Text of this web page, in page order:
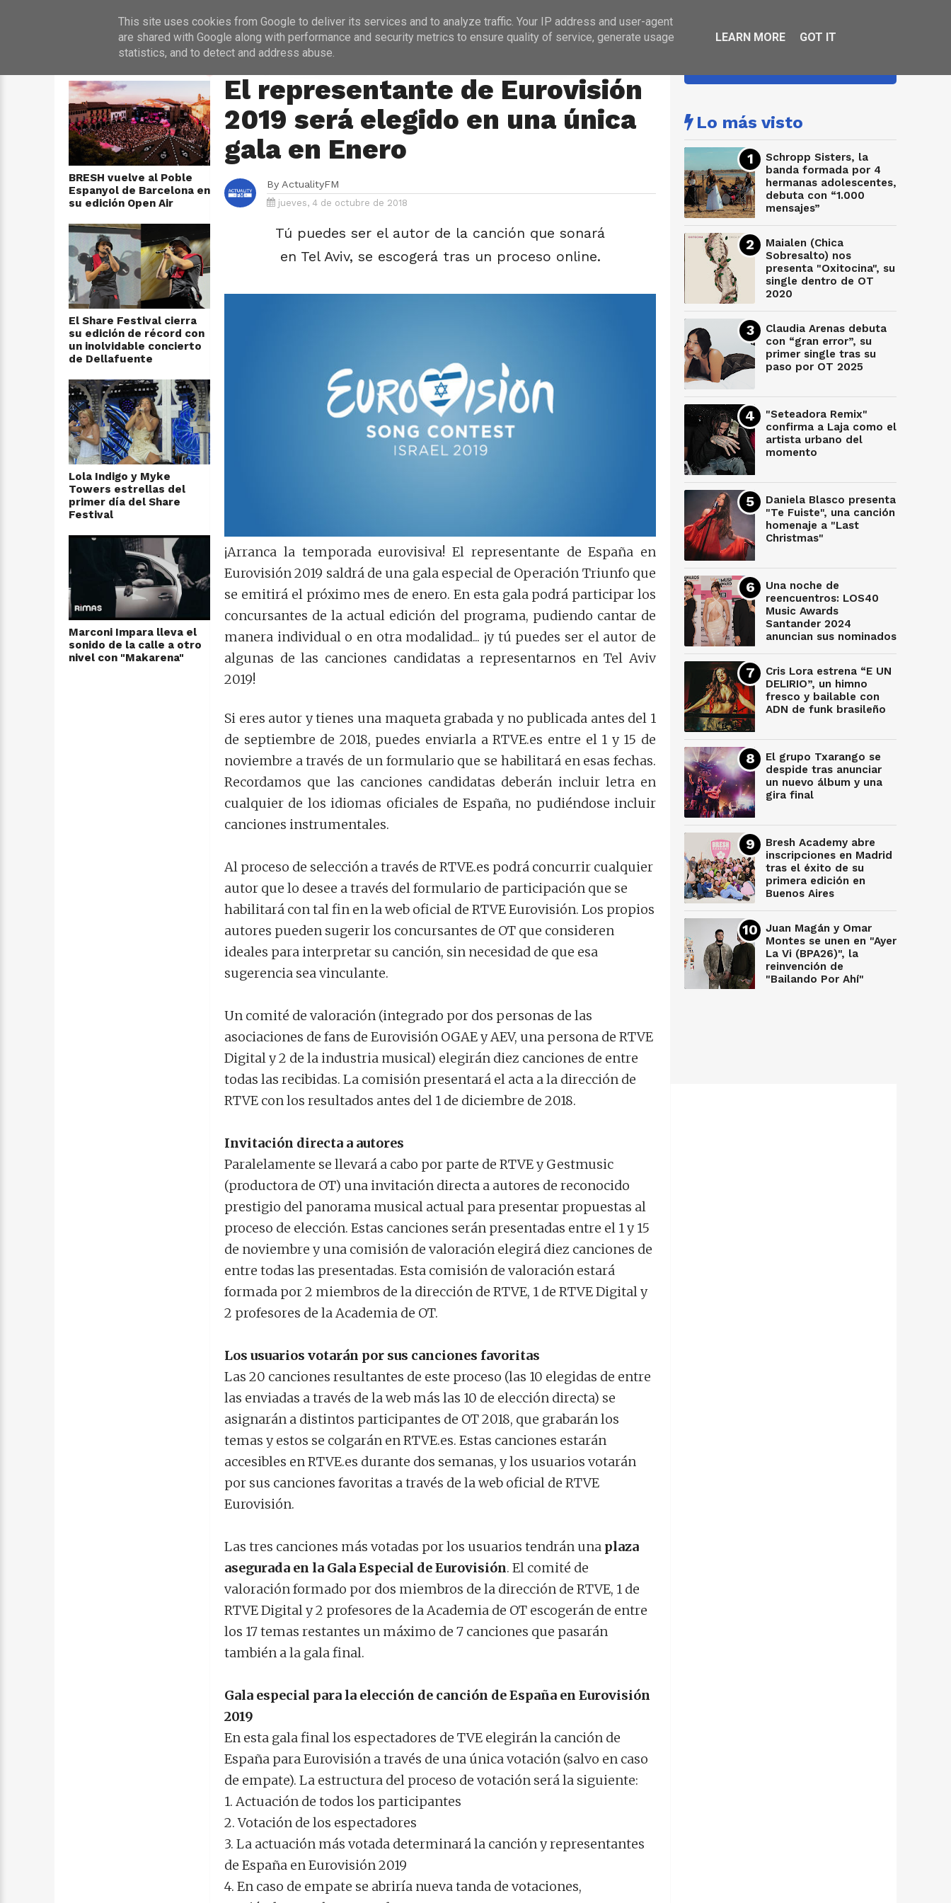
INICIO NOTICIAS PROGRAMACIÓN ENTREVISTAS
BRESH vuelve al Poble
Espanyol de Barcelona en
su edición Open Air
El Share Festival cierra
su edición de récord con
un inolvidable concierto
de Dellafuente
Lola Indigo y Myke
Towers estrellas del
primer día del Share
Festival
Marconi Impara lleva el
sonido de la calle a otro
nivel con "Makarena"
El representante de Eurovisión
2019 será elegido en una única
gala en Enero
By ActualityFM
jueves, 4 de octubre de 2018
Tú puedes ser el autor de la canción que sonará
en Tel Aviv, se escogerá tras un proceso online.
¡Arranca la temporada eurovisiva! El representante de España en
Eurovisión 2019 saldrá de una gala especial de Operación Triunfo que
se emitirá el próximo mes de enero. En esta gala podrá participar los
concursantes de la actual edición del programa, pudiendo cantar de
manera individual o en otra modalidad... ¡y tú puedes ser el autor de
algunas de las canciones candidatas a representarnos en Tel Aviv
2019!
Si eres autor y tienes una maqueta grabada y no publicada antes del 1
de septiembre de 2018, puedes enviarla a RTVE.es entre el 1 y 15 de
noviembre a través de un formulario que se habilitará en esas fechas.
Recordamos que las canciones candidatas deberán incluir letra en
cualquier de los idiomas oficiales de España, no pudiéndose incluir
canciones instrumentales.
Al proceso de selección a través de RTVE.es podrá concurrir cualquier
autor que lo desee a través del formulario de participación que se
habilitará con tal fin en la web oficial de RTVE Eurovisión. Los propios
autores pueden sugerir los concursantes de OT que consideren
ideales para interpretar su canción, sin necesidad de que esa
sugerencia sea vinculante.
Un comité de valoración (integrado por dos personas de las
asociaciones de fans de Eurovisión OGAE y AEV, una persona de RTVE
Digital y 2 de la industria musical) elegirán diez canciones de entre
todas las recibidas. La comisión presentará el acta a la dirección de
RTVE con los resultados antes del 1 de diciembre de 2018.
Invitación directa a autores
Paralelamente se llevará a cabo por parte de RTVE y Gestmusic
(productora de OT) una invitación directa a autores de reconocido
prestigio del panorama musical actual para presentar propuestas al
proceso de elección. Estas canciones serán presentadas entre el 1 y 15
de noviembre y una comisión de valoración elegirá diez canciones de
entre todas las presentadas. Esta comisión de valoración estará
formada por 2 miembros de la dirección de RTVE, 1 de RTVE Digital y
2 profesores de la Academia de OT.
Los usuarios votarán por sus canciones favoritas
Las 20 canciones resultantes de este proceso (las 10 elegidas de entre
las enviadas a través de la web más las 10 de elección directa) se
asignarán a distintos participantes de OT 2018, que grabarán los
temas y estos se colgarán en RTVE.es. Estas canciones estarán
accesibles en RTVE.es durante dos semanas, y los usuarios votarán
por sus canciones favoritas a través de la web oficial de RTVE
Eurovisión.
Las tres canciones más votadas por los usuarios tendrán una plaza
asegurada en la Gala Especial de Eurovisión. El comité de
valoración formado por dos miembros de la dirección de RTVE, 1 de
RTVE Digital y 2 profesores de la Academia de OT escogerán de entre
los 17 temas restantes un máximo de 7 canciones que pasarán
también a la gala final.
Gala especial para la elección de canción de España en Eurovisión
2019
En esta gala final los espectadores de TVE elegirán la canción de
España para Eurovisión a través de una única votación (salvo en caso
de empate). La estructura del proceso de votación será la siguiente:
1. Actuación de todos los participantes
2. Votación de los espectadores
3. La actuación más votada determinará la canción y representantes
de España en Eurovisión 2019
4. En caso de empate se abriría nueva tanda de votaciones,
Lo más visto
Schropp Sisters, la
banda formada por 4
hermanas adolescentes,
debuta con “1.000
mensajes”
Maialen (Chica
Sobresalto) nos
presenta "Oxitocina", su
single dentro de OT
2020
Claudia Arenas debuta
con “gran error”, su
primer single tras su
paso por OT 2025
"Seteadora Remix"
confirma a Laja como el
artista urbano del
momento
Daniela Blasco presenta
"Te Fuiste", una canción
homenaje a "Last
Christmas"
Una noche de
reencuentros: LOS40
Music Awards
Santander 2024
anuncian sus nominados
Cris Lora estrena “E UN
DELIRIO”, un himno
fresco y bailable con
ADN de funk brasileño
El grupo Txarango se
despide tras anunciar
un nuevo álbum y una
gira final
Bresh Academy abre
inscripciones en Madrid
tras el éxito de su
primera edición en
Buenos Aires
Juan Magán y Omar
Montes se unen en "Ayer
La Vi (BPA26)", la
reinvención de
"Bailando Por Ahí"
This site uses cookies from Google to deliver its services and to analyze traffic. Your IP address and user-agent
are shared with Google along with performance and security metrics to ensure quality of service, generate usage
statistics, and to detect and address abuse.
LEARN MORE GOT IT